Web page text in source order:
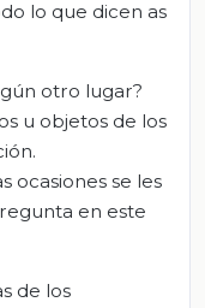
lo que dicen as
otro lugar?
u objetos de los
ocasiones se les
en este
de los